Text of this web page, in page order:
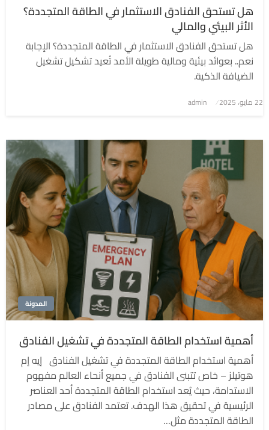
هل تستحق الفنادق الاستثمار في الطاقة المتجددة؟
الأثر البيئي والمالي
هل تستحق الفنادق الاستثمار في الطاقة المتجددة؟ الإجابة
نعم.. بعوائد بيئية ومالية طويلة الأمد تُعيد تشكيل تشغيل
الضيافة الذكية.
نُشر
22 مايو، 2025 admin
المدونة
أهمية استخدام الطاقة المتجددة في تشغيل الفنادق
أهمية استخدام الطاقة المتجددة في تشغيل الفنادق إيه إم
هوتيلز – خاص تتبنى الفنادق في جميع أنحاء العالم مفهوم
الاستدامة، حيث يُعد استخدام الطاقة المتجددة أحد العناصر
الرئيسية في تحقيق هذا الهدف. تعتمد الفنادق على مصادر
الطاقة المتجددة مثل…